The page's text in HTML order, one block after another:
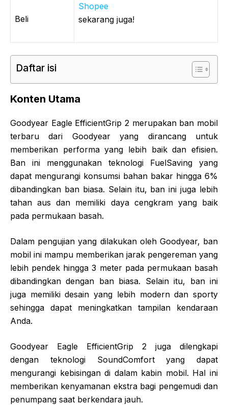
Beli
Shopee
sekarang juga!
Daftar isi
Konten Utama
Goodyear Eagle EfficientGrip 2 merupakan ban mobil
terbaru dari Goodyear yang dirancang untuk
memberikan performa yang lebih baik dan efisien.
Ban ini menggunakan teknologi FuelSaving yang
dapat mengurangi konsumsi bahan bakar hingga 6%
dibandingkan ban biasa. Selain itu, ban ini juga lebih
tahan aus dan memiliki daya cengkram yang baik
pada permukaan basah.
Dalam pengujian yang dilakukan oleh Goodyear, ban
mobil ini mampu memberikan jarak pengereman yang
lebih pendek hingga 3 meter pada permukaan basah
dibandingkan dengan ban biasa. Selain itu, ban ini
juga memiliki desain yang lebih modern dan sporty
sehingga dapat meningkatkan tampilan kendaraan
Anda.
Goodyear Eagle EfficientGrip 2 juga dilengkapi
dengan teknologi SoundComfort yang dapat
mengurangi kebisingan di dalam kabin mobil. Hal ini
memberikan kenyamanan ekstra bagi pengemudi dan
penumpang saat berkendara jauh.